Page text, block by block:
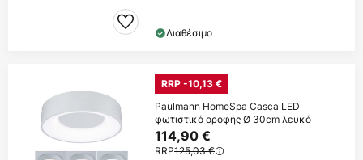
Διαθέσιμο
RRP -10,13 €
Paulmann HomeSpa Casca LED
φωτιστικό οροφής Ø 30cm λευκό
114,90 €
RRP125,03 €